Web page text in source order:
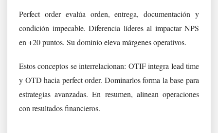
Perfect order evalúa orden, entrega, documentación y
condición impecable. Diferencia líderes al impactar NPS
en +20 puntos. Su dominio eleva márgenes operativos.
Estos conceptos se interrelacionan: OTIF integra lead time
y OTD hacia perfect order. Dominarlos forma la base para
estrategias avanzadas. En resumen, alinean operaciones
con resultados financieros.